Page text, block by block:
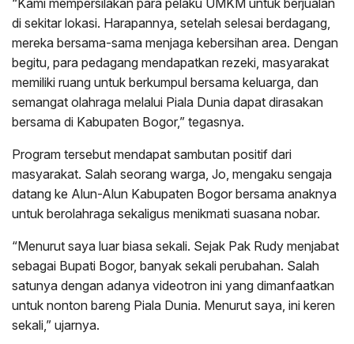
“Kami mempersilakan para pelaku UMKM untuk berjualan
di sekitar lokasi. Harapannya, setelah selesai berdagang,
mereka bersama-sama menjaga kebersihan area. Dengan
begitu, para pedagang mendapatkan rezeki, masyarakat
memiliki ruang untuk berkumpul bersama keluarga, dan
semangat olahraga melalui Piala Dunia dapat dirasakan
bersama di Kabupaten Bogor,” tegasnya.
Program tersebut mendapat sambutan positif dari
masyarakat. Salah seorang warga, Jo, mengaku sengaja
datang ke Alun-Alun Kabupaten Bogor bersama anaknya
untuk berolahraga sekaligus menikmati suasana nobar.
“Menurut saya luar biasa sekali. Sejak Pak Rudy menjabat
sebagai Bupati Bogor, banyak sekali perubahan. Salah
satunya dengan adanya videotron ini yang dimanfaatkan
untuk nonton bareng Piala Dunia. Menurut saya, ini keren
sekali,” ujarnya.